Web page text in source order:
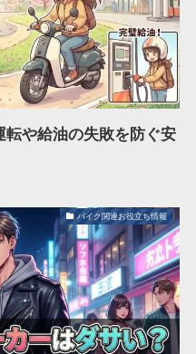
や給油の失敗を防ぐ安
バイク関連お役立ち情報